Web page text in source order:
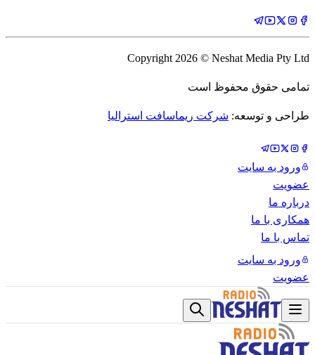
Copyright 2026 © Neshat Media Pty Ltd
تمامی حقوق محفوظ است
طراحی و توسعه: شرکت ریماسافت استرالیا
ورود به سایت
عضویت
درباره ما
همکاری با ما
تماس با ما
ورود به سایت
عضویت